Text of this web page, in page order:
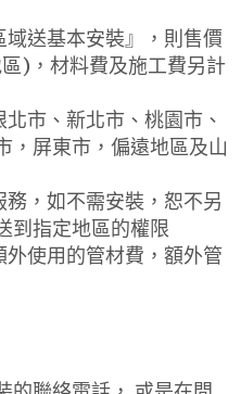
域送基本安裝』，則售價
)，材料費及施工費另計
市、新北市、桃園市、
，屏東市，偏遠地區及山
務，如不需安裝，恕不另
到指定地區的權限
外使用的管材費，額外管